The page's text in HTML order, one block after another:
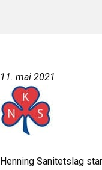
11. mai 2021
Henning Sanitetslag